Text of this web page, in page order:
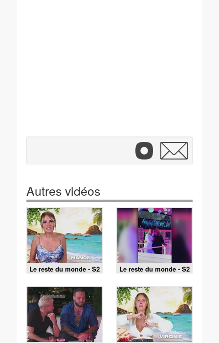
Autres vidéos
Le reste du monde - S2
E41 - Le plus beau jour
de leur vie
Le reste du monde - S2
E40 - Dans le cœur